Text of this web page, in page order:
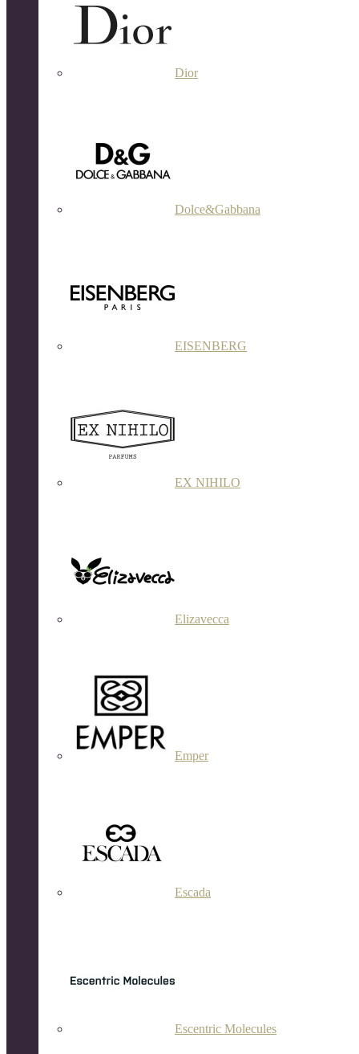
Dior
Dolce&Gabbana
EISENBERG
EX NIHILO
Elizavecca
Emper
Escada
Escentric Molecules